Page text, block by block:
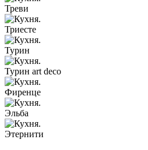
Треви
Триесте
Турин
Турин art deco
Фиренце
Эльба
Этернити